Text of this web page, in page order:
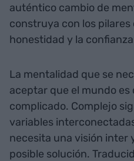
auténtico cambio de
construya con los pilares
honestidad y la
La mentalidad que se
aceptar que el mundo es
complicado. Complejo
variables
necesita una visión inter
posible solución.